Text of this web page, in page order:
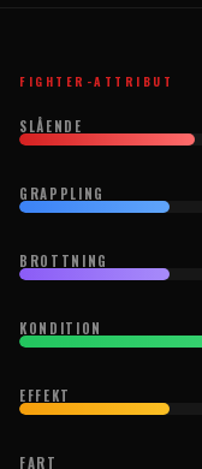
FIGHTER-ATTRIBUT
SLÅENDE
GRAPPLING
BROTTNING
KONDITION
EFFEKT
FART